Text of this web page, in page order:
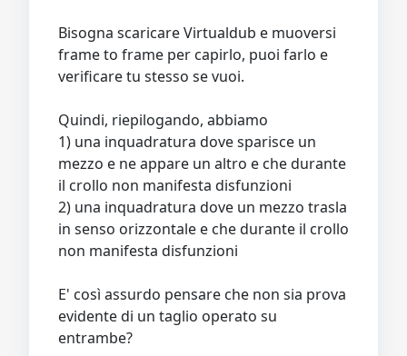
Bisogna scaricare Virtualdub e muoversi
frame to frame per capirlo, puoi farlo e
verificare tu stesso se vuoi.
Quindi, riepilogando, abbiamo
1) una inquadratura dove sparisce un
mezzo e ne appare un altro e che durante
il crollo non manifesta disfunzioni
2) una inquadratura dove un mezzo trasla
in senso orizzontale e che durante il crollo
non manifesta disfunzioni
E' così assurdo pensare che non sia prova
evidente di un taglio operato su
entrambe?